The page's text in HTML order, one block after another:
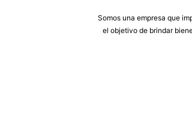
Somos una empresa que
el objetivo de brindar